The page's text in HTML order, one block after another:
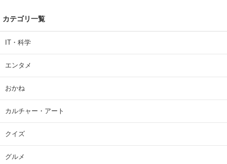
カテゴリ一覧
IT・科学
エンタメ
おかね
カルチャー・アート
クイズ
グルメ